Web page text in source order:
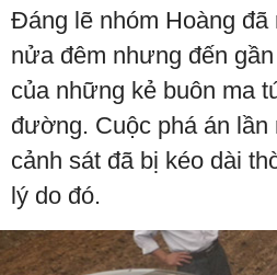
Đáng lẽ nhóm Hoàng
nửa đêm nhưng đến
của những kẻ buôn ma
đường. Cuộc phá án
cảnh sát đã bị kéo dài
lý do đó.